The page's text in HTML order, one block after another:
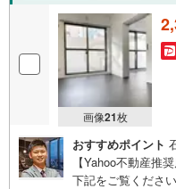
画像21枚
おすすめポイント
【Yahoo不動産推
下記をご覧くださ